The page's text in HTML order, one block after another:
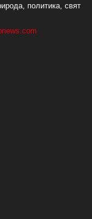
политика, свят